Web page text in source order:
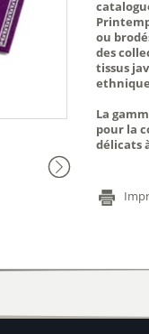
ou
des
tissus
La
pour la
délicats